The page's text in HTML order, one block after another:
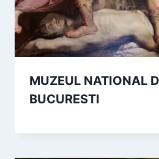
MUZEUL NATIONAL
BUCURESTI